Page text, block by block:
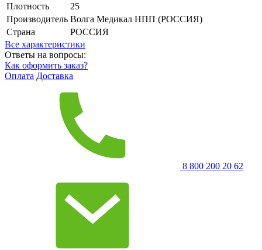
Плотность
25
Производитель Волга Медикал НПП (РОССИЯ)
Страна
РОССИЯ
Все характеристики
Ответы на вопросы:
Как оформить заказ?
Оплата Доставка
8 800 200 20 62